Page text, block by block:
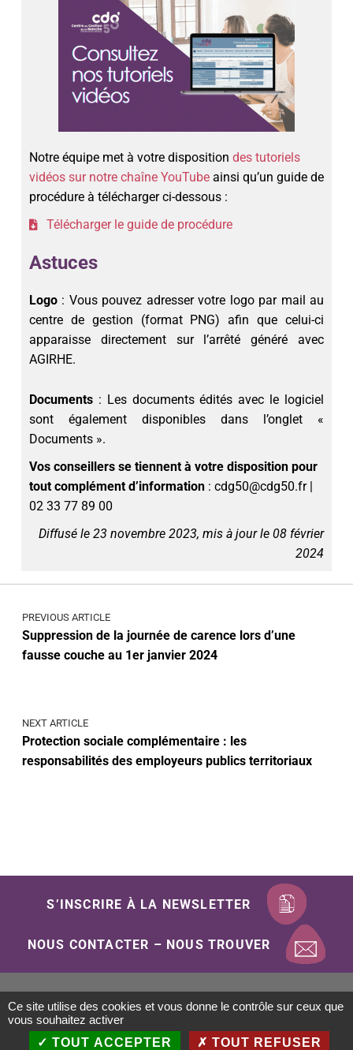
Notre équipe met à votre disposition des tutoriels
vidéos sur notre chaîne YouTubeainsi qu’un guide de
procédure à télécharger ci-dessous :
Télécharger le guide de procédure
Astuces
Logo: Vous pouvez adresser votre logo par mail au
centre de gestion (format PNG) afin que celui-ci
apparaisse directement sur l’arrêté généré avec
AGIRHE.
Documents: Les documents édités avec le logiciel
sont également disponibles dans l’onglet «
Documents ».
Vos conseillers se tiennent à votre disposition pour
tout complément d’information: cdg50@cdg50.fr |
02 33 77 89 00
Diffusé le 23 novembre 2023, mis à jour le 08 février
2024
PREVIOUS ARTICLE
Suppression de la journée de carence lors d’une
fausse couche au 1er janvier 2024
NEXT ARTICLE
Protection sociale complémentaire : les
responsabilités des employeurs publics territoriaux
S’INSCRIRE À LA NEWSLETTER
NOUS CONTACTER – NOUS TROUVER
Mentions Légales
Politique de confidentialité
Gestion des cookies
Conception : Objectif-Multimedia.com / 2020
Ce site utilise des cookies et vous donne le contrôle sur ceux que
vous souhaitez activer
TOUT ACCEPTER
TOUT REFUSER